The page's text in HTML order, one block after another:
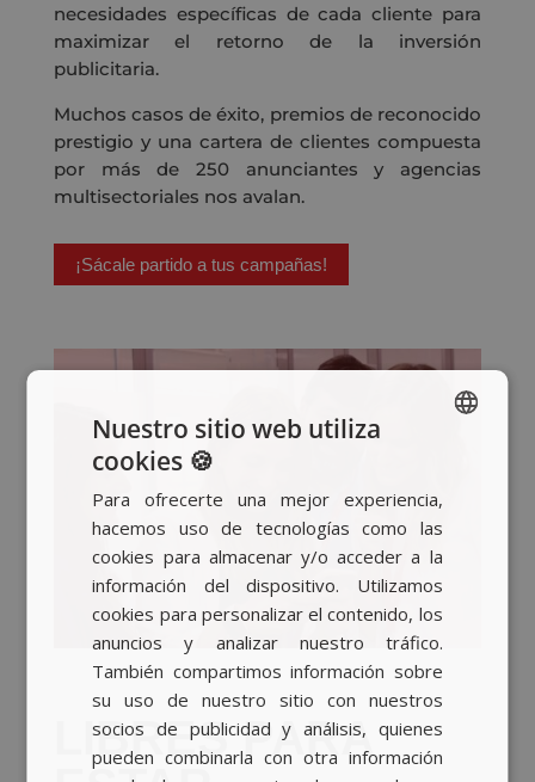
necesidades específicas de cada cliente para
maximizar el retorno de la inversión
publicitaria.
Muchos casos de éxito, premios de reconocido
prestigio y una cartera de clientes compuesta
por más de 250 anunciantes y agencias
multisectoriales nos avalan.
¡Sácale partido a tus campañas!
LIBRES PARA
BASQUE
ENGLISH
Nuestro sitio web utiliza
cookies 🍪
Para ofrecerte una mejor experiencia,
hacemos uso de tecnologías como las
cookies para almacenar y/o acceder a la
información del dispositivo. Utilizamos
cookies para personalizar el contenido, los
anuncios y analizar nuestro tráfico.
También compartimos información sobre
su uso de nuestro sitio con nuestros
socios de publicidad y análisis, quienes
pueden combinarla con otra información